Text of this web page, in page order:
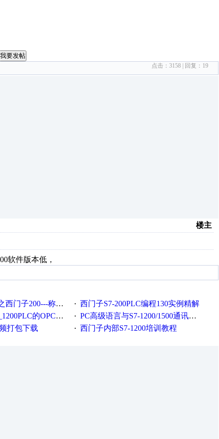
我要发帖
点击： 3158 | 回复： 19
楼主
软件版本低，
子200---称重程序 · 西门子S7-200PLC编程130实例精解
的OPC通信研究
· PC高级语言与S7-1200/1500通讯含C#源码(WinTcpS7_1K)
打包下载
· 西门子内部S7-1200培训教程